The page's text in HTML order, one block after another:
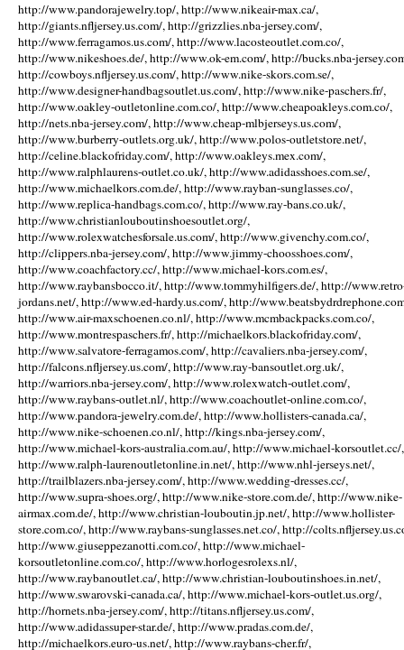
http://www.pandorajewelry.top/, http://www.nikeair-max.ca/,
http://giants.nfljersey.us.com/, http://grizzlies.nba-jersey.com/,
http://www.ferragamos.us.com/, http://www.lacosteoutlet.com.co/,
http://www.nikeshoes.de/, http://www.ok-em.com/, http://bucks.nba-
http://cowboys.nfljersey.us.com/, http://www.nike-skors.com.se/,
http://www.designer-handbagsoutlet.us.com/, http://www.nike-paschers.fr/,
http://www.oakley-outletonline.com.co/, http://www.cheapoakleys.com.co/,
http://nets.nba-jersey.com/, http://www.cheap-mlbjerseys.us.com/,
http://www.burberry-outlets.org.uk/, http://www.polos-outletstore.net/,
http://celine.blackofriday.com/, http://www.oakleys.mex.com/,
http://www.ralphlaurens-outlet.co.uk/, http://www.adidasshoes.com.se/,
http://www.michaelkors.com.de/, http://www.rayban-sunglasses.co/,
http://www.replica-handbags.com.co/, http://www.ray-bans.co.uk/,
http://www.christianlouboutinshoesoutlet.org/,
http://www.rolexwatchesforsale.us.com/, http://www.givenchy.com.co/,
http://clippers.nba-jersey.com/, http://www.jimmy-choosshoes.com/,
http://www.coachfactory.cc/, http://www.michael-kors.com.es/,
http://www.raybansbocco.it/, http://www.tommyhilfigers.de/, http://
jordans.net/, http://www.ed-hardy.us.com/, http://
http://www.air-maxschoenen.co.nl/, http://www.mcmbackpacks.com.co/,
http://www.montrespaschers.fr/, http://michaelkors.blackofriday.com/,
http://www.salvatore-ferragamos.com/, http://cavaliers.nba-jersey.com/,
http://falcons.nfljersey.us.com/, http://www.ray-bansoutlet.org.uk/,
http://warriors.nba-jersey.com/, http://www.rolexwatch-outlet.com/,
http://www.raybans-outlet.nl/, http://www.coachoutlet-online.com.co/,
http://www.pandora-jewelry.com.de/, http://www.hollisters-canada.ca/,
http://www.nike-schoenen.co.nl/, http://kings.nba-jersey.com/,
http://www.michael-kors-australia.com.au/, http://www.michael-korsoutlet.cc/,
http://www.ralph-laurenoutletonline.in.net/, http://www.nhl-jerseys.net/,
http://trailblazers.nba-jersey.com/, http://www.wedding-dresses.cc/,
http://www.supra-shoes.org/, http://www.nike-store.com.de/, http://www.nike-
airmax.com.de/, http://www.christian-louboutin.jp.net/, http://www.hollister-
store.com.co/, http://www.raybans-sunglasses.net.co/, http://
http://www.giuseppezanotti.com.co/, http://www.michael-
korsoutletonline.com.co/, http://www.horlogesrolexs.nl/,
http://www.raybanoutlet.ca/, http://www.christian-louboutinshoes.in.net/,
http://www.swarovski-canada.ca/, http://www.michael-kors-outlet.us.org/,
http://hornets.nba-jersey.com/, http://titans.nfljersey.us.com/,
http://www.adidassuper-star.de/, http://www.pradas.com.de/,
http://michaelkors.euro-us.net/, http://www.raybans-cher.fr/,